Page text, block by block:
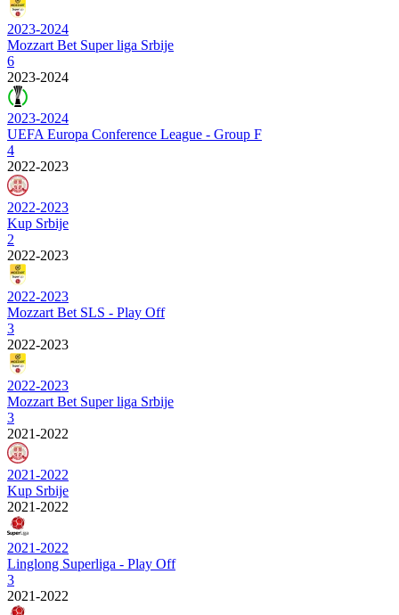
2023-2024
Mozzart Bet Super liga Srbije
6
2023-2024
2023-2024
UEFA Europa Conference League - Group F
4
2022-2023
2022-2023
Kup Srbije
2
2022-2023
2022-2023
Mozzart Bet SLS - Play Off
3
2022-2023
2022-2023
Mozzart Bet Super liga Srbije
3
2021-2022
2021-2022
Kup Srbije
2021-2022
2021-2022
Linglong Superliga - Play Off
3
2021-2022